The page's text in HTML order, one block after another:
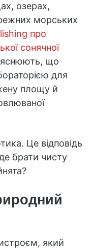
озерах,
морських
про
сонячної
що
для
площу й
Це відповідь
брати чисту
який